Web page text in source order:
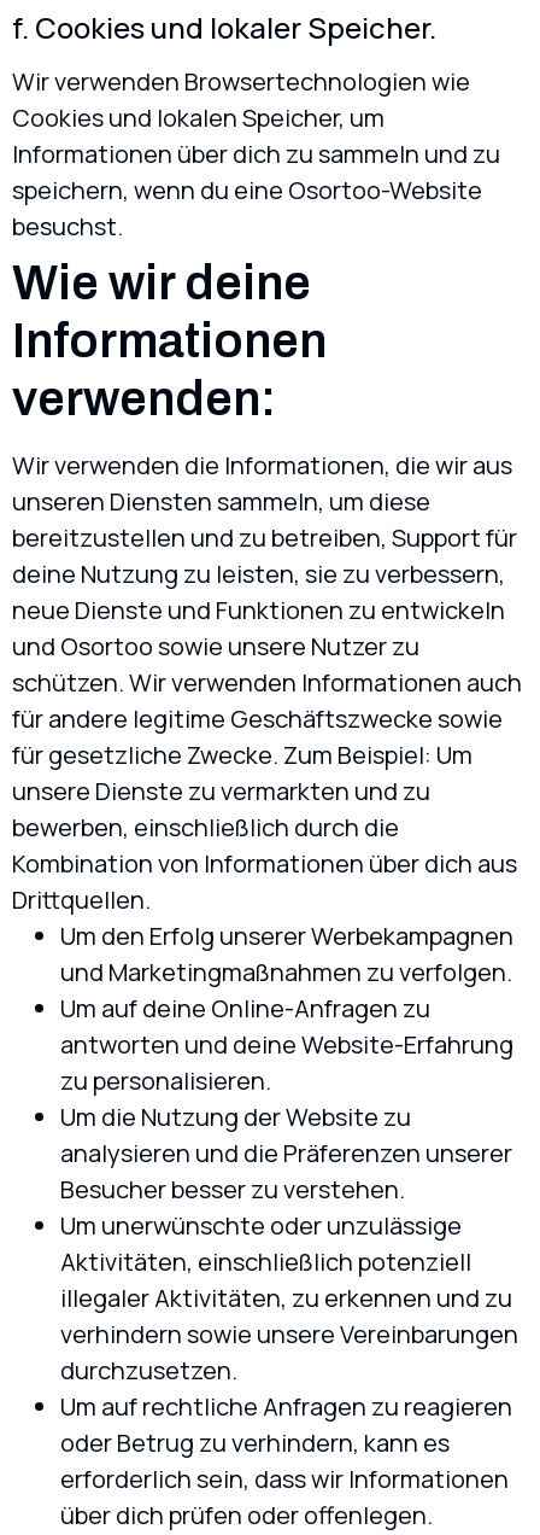
f. Cookies und lokaler Speicher.
Wir verwenden Browsertechnologien wie
Cookies und lokalen Speicher, um
Informationen über dich zu sammeln und zu
speichern, wenn du eine Osortoo-Website
besuchst.
Wie wir deine
Informationen
verwenden:
Wir verwenden die Informationen, die wir aus
unseren Diensten sammeln, um diese
bereitzustellen und zu betreiben, Support für
deine Nutzung zu leisten, sie zu verbessern,
neue Dienste und Funktionen zu entwickeln
und Osortoo sowie unsere Nutzer zu
schützen. Wir verwenden Informationen auch
für andere legitime Geschäftszwecke sowie
für gesetzliche Zwecke. Zum Beispiel: Um
unsere Dienste zu vermarkten und zu
bewerben, einschließlich durch die
Kombination von Informationen über dich aus
Drittquellen.
Um den Erfolg unserer Werbekampagnen
und Marketingmaßnahmen zu verfolgen.
Um auf deine Online-Anfragen zu
antworten und deine Website-Erfahrung
zu personalisieren.
Um die Nutzung der Website zu
analysieren und die Präferenzen unserer
Besucher besser zu verstehen.
Um unerwünschte oder unzulässige
Aktivitäten, einschließlich potenziell
illegaler Aktivitäten, zu erkennen und zu
verhindern sowie unsere Vereinbarungen
durchzusetzen.
Um auf rechtliche Anfragen zu reagieren
oder Betrug zu verhindern, kann es
erforderlich sein, dass wir Informationen
über dich prüfen oder offenlegen.